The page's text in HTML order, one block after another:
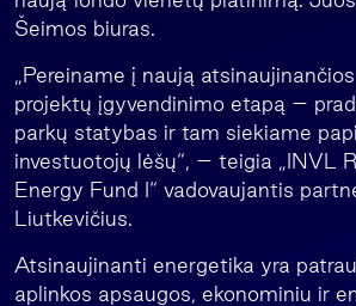
Šeimos biuras.
„Pereiname į naują
projektų įgyvendinimo etapą –
parkų statybas ir tam siekiame
investuotojų lėšų“, – teigia „INVL
Energy Fund I“ vadovaujantis
Liutkevičius.
Atsinaujinanti energetika yra
aplinkos apsaugos, ekonominiu ir